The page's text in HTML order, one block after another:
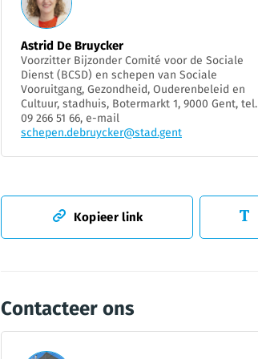
Astrid De Bruycker
Voorzitter Bijzonder Comité voor de Sociale
Dienst (BCSD) en schepen van Sociale
Vooruitgang, Gezondheid, Ouderenbeleid en
Cultuur, stadhuis, Botermarkt 1, 9000 Gent, tel.
09 266 51 66, e-mail
schepen.debruycker@stad.gent
Kopieer link
Contacteer ons